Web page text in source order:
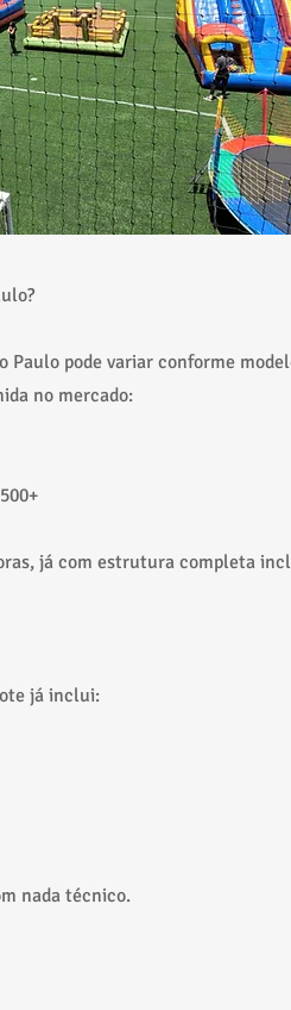
pode variar conforme
no mercado:
já com estrutura completa
já inclui:
nada técnico.